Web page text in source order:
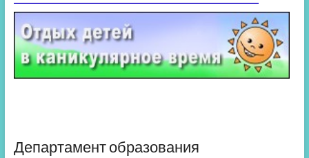
Департамент образования